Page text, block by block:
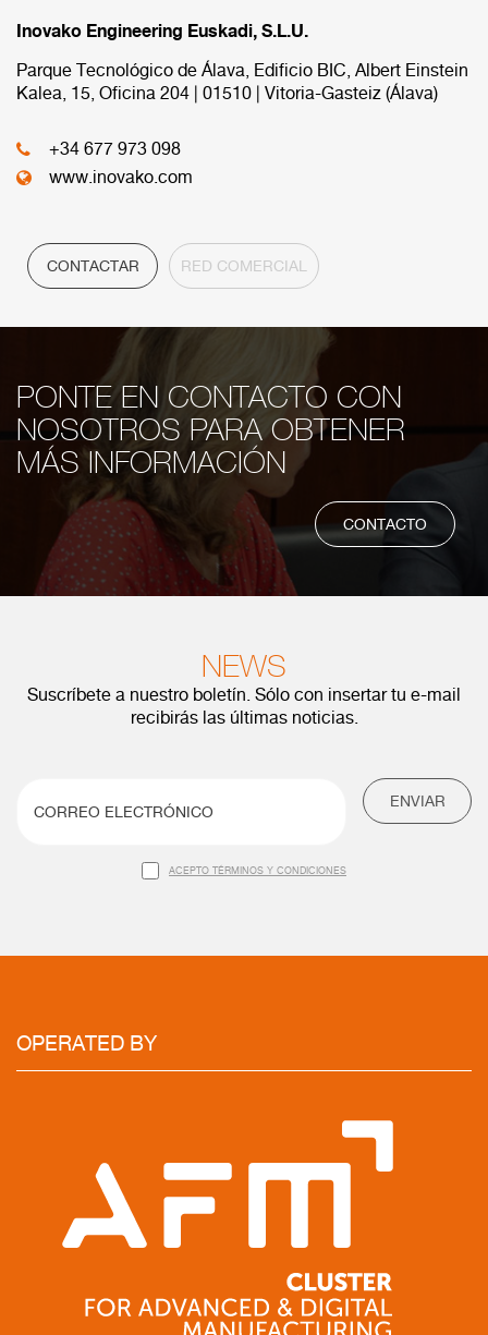
Inovako Engineering Euskadi, S.L.U.
Parque Tecnológico de Álava, Edificio BIC, Albert Einstein
Kalea, 15, Oficina 204 | 01510 | Vitoria-Gasteiz (Álava)
+34 677 973 098
www.inovako.com
CONTACTAR RED COMERCIAL
A continuación se muestran las diferens sedes que
componen nuestra red comercial.
PONTE EN CONTACTO CON
NOSOTROS PARA OBTENER
MÁS INFORMACIÓN
CONTACTO
NEWS
Suscríbete a nuestro boletín. Sólo con insertar tu e-mail
recibirás las últimas noticias.
ENVIAR
ACEPTO TÉRMINOS Y CONDICIONES
OPERATED BY